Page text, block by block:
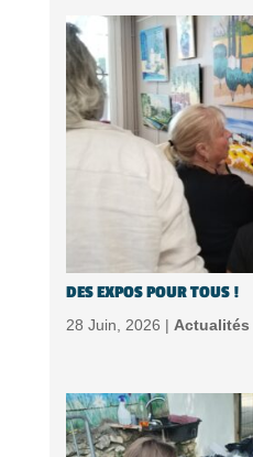
DES EXPOS POUR TOUS !
28 Juin, 2026 | Actualités